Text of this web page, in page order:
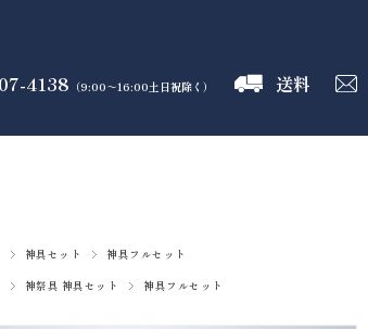
4138 （9:00～16:00土日祝除く） 送料
神具セット 神具フルセット
神祭具 神具セット 神具フルセット